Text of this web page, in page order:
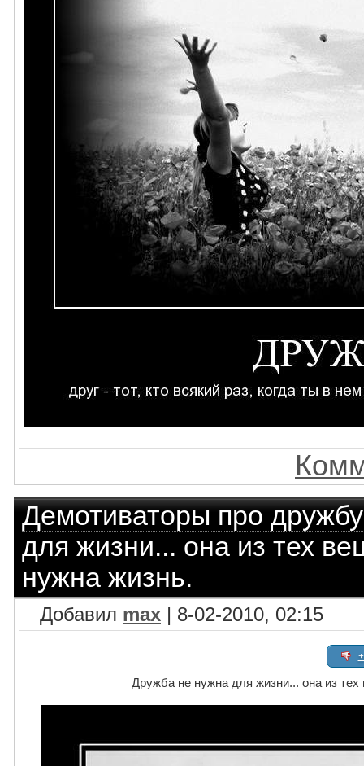
Демотиваторы про дружбу
для жизни... она из тех
нужна жизнь.
Добавил max | 8-02-2010, 02:15
Дружба не нужна для жизни... она из